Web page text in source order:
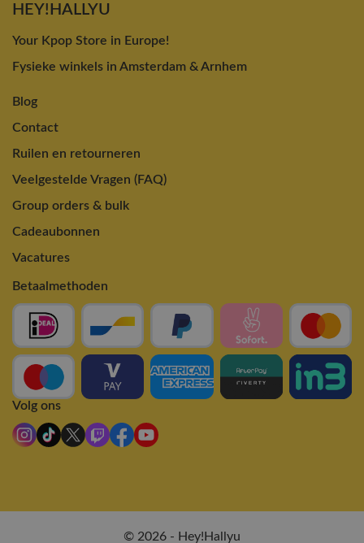
HEY!HALLYU
Your Kpop Store in Europe!
Fysieke winkels in Amsterdam & Arnhem
Blog
Contact
Ruilen en retourneren
Veelgestelde Vragen (FAQ)
Group orders & bulk
Cadeaubonnen
Vacatures
Betaalmethoden
Volg ons
© 2026 - Hey!Hallyu